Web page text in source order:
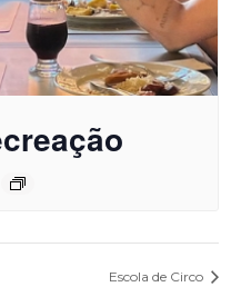
Escola de Circo